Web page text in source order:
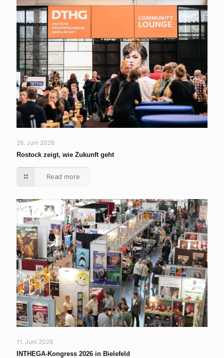
26. Juni 2026
Rostock zeigt, wie Zukunft geht
Read more
11. Juni 2026
INTHEGA-Kongress 2026 in Bielefeld